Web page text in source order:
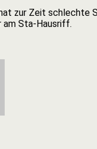
zur Zeit schlechte
am Sta-Hausriff.